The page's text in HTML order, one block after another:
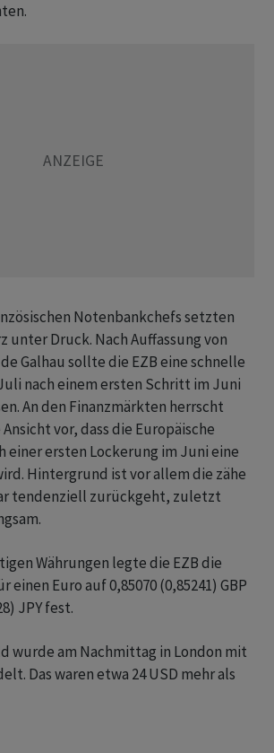
Notenbankchefs setzten
unter Druck. Nach Auffassung von
Galhau sollte die EZB eine schnelle
nach einem ersten Schritt im Juni
An den Finanzmärkten herrscht
vor, dass die Europäische
einer ersten Lockerung im Juni eine
Hintergrund ist vor allem die zähe
tendenziell zurückgeht, zuletzt
Währungen legte die EZB die
einen Euro auf 0,85070 (0,85241) GBP
JPY fest.
wurde am Nachmittag in London mit
Das waren etwa 24 USD mehr als